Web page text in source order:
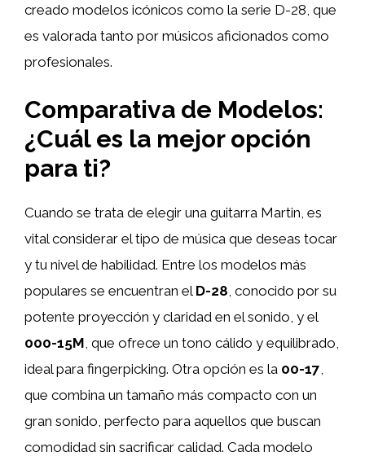
creado modelos icónicos como la serie D-28, que
es valorada tanto por músicos aficionados como
profesionales.
Comparativa de Modelos:
¿Cuál es la mejor opción
para ti?
Cuando se trata de elegir una guitarra Martin, es
vital considerar el tipo de música que deseas tocar
y tu nivel de habilidad. Entre los modelos más
populares se encuentran el D-28, conocido por su
potente proyección y claridad en el sonido, y el
000-15M, que ofrece un tono cálido y equilibrado,
ideal para fingerpicking. Otra opción es la 00-17,
que combina un tamaño más compacto con un
gran sonido, perfecto para aquellos que buscan
comodidad sin sacrificar calidad. Cada modelo